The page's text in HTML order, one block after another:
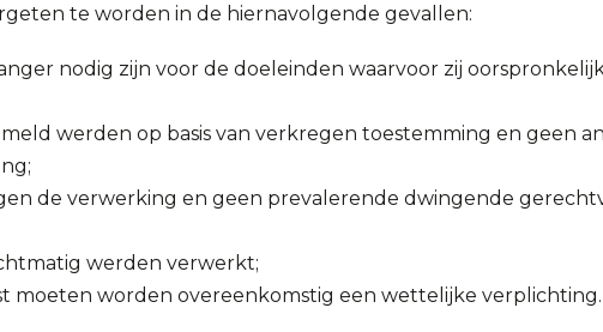
te worden in de hiernavolgende gevallen:
nodig zijn voor de doeleinden waarvoor zij
werden op basis van verkregen toestemming en geen
de verwerking en geen prevalerende dwingende
werden verwerkt;
moeten worden overeenkomstig een wettelijke verplichting.